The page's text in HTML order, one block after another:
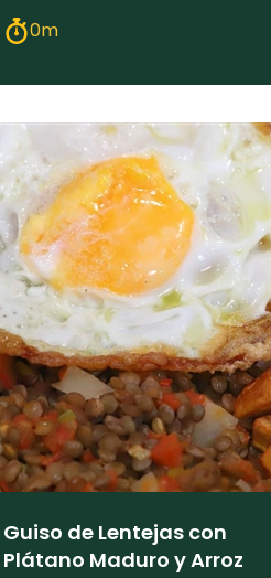
0m
Guiso de Lentejas con
Plátano Maduro y Arroz